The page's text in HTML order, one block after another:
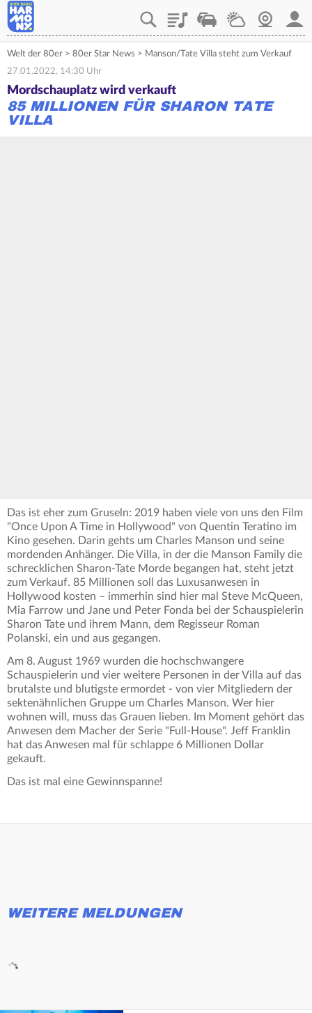
PlaylistVerkehrWetterWebcam
Welt der 80er > 80er Star News > Manson/Tate Villa steht zum Verkauf
27.01.2022, 14:30 Uhr
Mordschauplatz wird verkauft
85 MILLIONEN FÜR SHARON TATE
VILLA
Das ist eher zum Gruseln: 2019 haben viele von uns den Film
"Once Upon A Time in Hollywood" von Quentin Teratino im
Kino gesehen. Darin gehts um Charles Manson und seine
mordenden Anhänger. Die Villa, in der die Manson Family die
schrecklichen Sharon-Tate Morde begangen hat, steht jetzt
zum Verkauf. 85 Millionen soll das Luxusanwesen in
Hollywood kosten – immerhin sind hier mal Steve McQueen,
Mia Farrow und Jane und Peter Fonda bei der Schauspielerin
Sharon Tate und ihrem Mann, dem Regisseur Roman
Polanski, ein und aus gegangen.
Am 8. August 1969 wurden die hochschwangere
Schauspielerin und vier weitere Personen in der Villa auf das
brutalste und blutigste ermordet - von vier Mitgliedern der
sektenähnlichen Gruppe um Charles Manson. Wer hier
wohnen will, muss das Grauen lieben. Im Moment gehört das
Anwesen dem Macher der Serie "Full-House". Jeff Franklin
hat das Anwesen mal für schlappe 6 Millionen Dollar
gekauft.
Das ist mal eine Gewinnspanne!
WEITERE MELDUNGEN